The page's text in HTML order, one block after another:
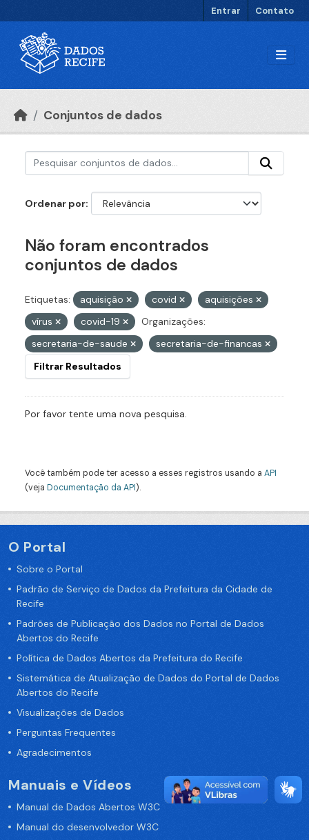
Entrar Contato
Conjuntos de dados
Ordenar por
Não foram encontrados
conjuntos de dados
Etiquetas: aquisição covid
aquisições
vírus
covid-19
Organizações:
secretaria-de-saude
secretaria-de-financas
Filtrar Resultados
Por favor tente uma nova pesquisa.
Você também pode ter acesso a esses registros usando a API
(veja Documentação da API).
O Portal
Sobre o Portal
Padrão de Serviço de Dados da Prefeitura da Cidade de
Recife
Padrões de Publicação dos Dados no Portal de Dados
Abertos do Recife
Política de Dados Abertos da Prefeitura do Recife
Sistemática de Atualização de Dados do Portal de Dados
Abertos do Recife
Visualizações de Dados
Perguntas Frequentes
Agradecimentos
Manuais e Vídeos
Manual de Dados Abertos W3C
Manual do desenvolvedor W3C